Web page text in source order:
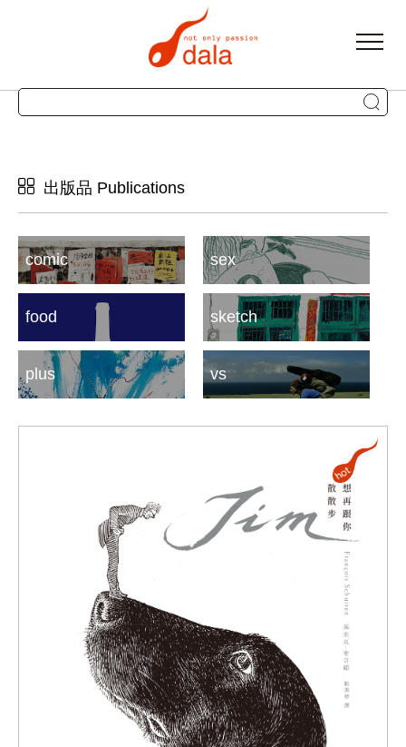
出版品 Publications
comic sex
food sketch
plus vs